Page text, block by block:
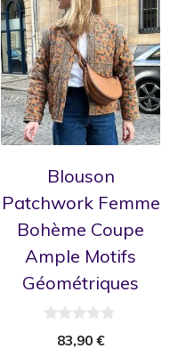
Blouson
Patchwork Femme
Bohème Coupe
Ample Motifs
Géométriques
83,90 €